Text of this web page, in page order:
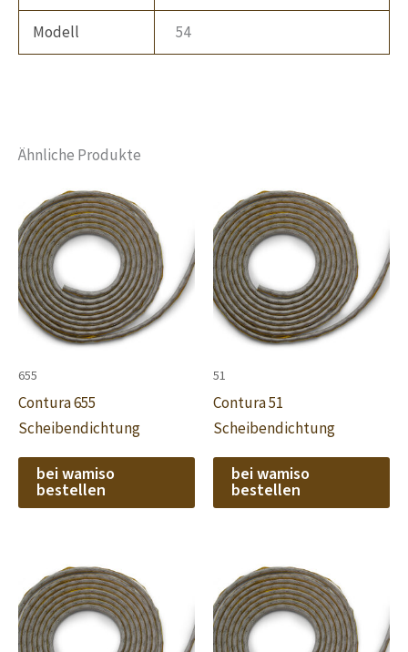
Modell 54
Ähnliche Produkte
655
Contura 655
Scheibendichtung
bei wamiso
bestellen
51
Contura 51
Scheibendichtung
bei wamiso
bestellen